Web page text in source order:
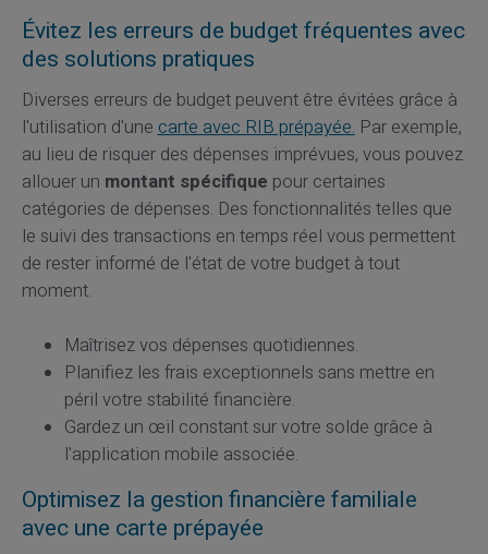
Évitez les erreurs de budget fréquentes avec
des solutions pratiques
Diverses erreurs de budget peuvent être évitées grâce à
l'utilisation d'une carte avec RIB prépayée. Par exemple,
au lieu de risquer des dépenses imprévues, vous pouvez
allouer un montant spécifique pour certaines
catégories de dépenses. Des fonctionnalités telles que
le suivi des transactions en temps réel vous permettent
de rester informé de l'état de votre budget à tout
moment.
Maîtrisez vos dépenses quotidiennes.
Planifiez les frais exceptionnels sans mettre en
péril votre stabilité financière.
Gardez un œil constant sur votre solde grâce à
l'application mobile associée.
Optimisez la gestion financière familiale
avec une carte prépayée